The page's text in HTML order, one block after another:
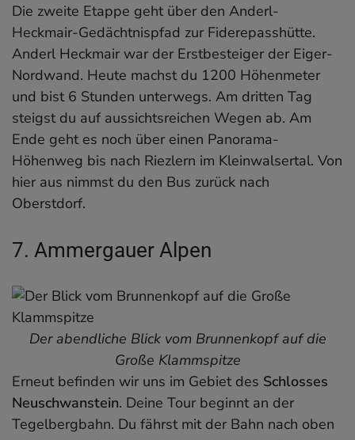
Die zweite Etappe geht über den Anderl-
Heckmair-Gedächtnispfad zur Fiderepasshütte.
Anderl Heckmair war der Erstbesteiger der Eiger-
Nordwand. Heute machst du 1200 Höhenmeter
und bist 6 Stunden unterwegs. Am dritten Tag
steigst du auf aussichtsreichen Wegen ab. Am
Ende geht es noch über einen Panorama-
Höhenweg bis nach Riezlern im Kleinwalsertal. Von
hier aus nimmst du den Bus zurück nach
Oberstdorf.
7. Ammergauer Alpen
Der abendliche Blick vom Brunnenkopf auf die
Große Klammspitze
Erneut befinden wir uns im Gebiet des Schlosses
Neuschwanstein. Deine Tour beginnt an der
Tegelbergbahn. Du fährst mit der Bahn nach oben